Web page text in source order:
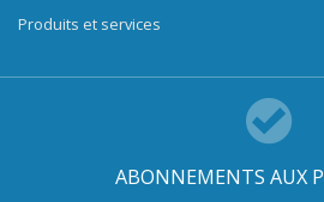
Produits et services
ABONNEMENTS AUX